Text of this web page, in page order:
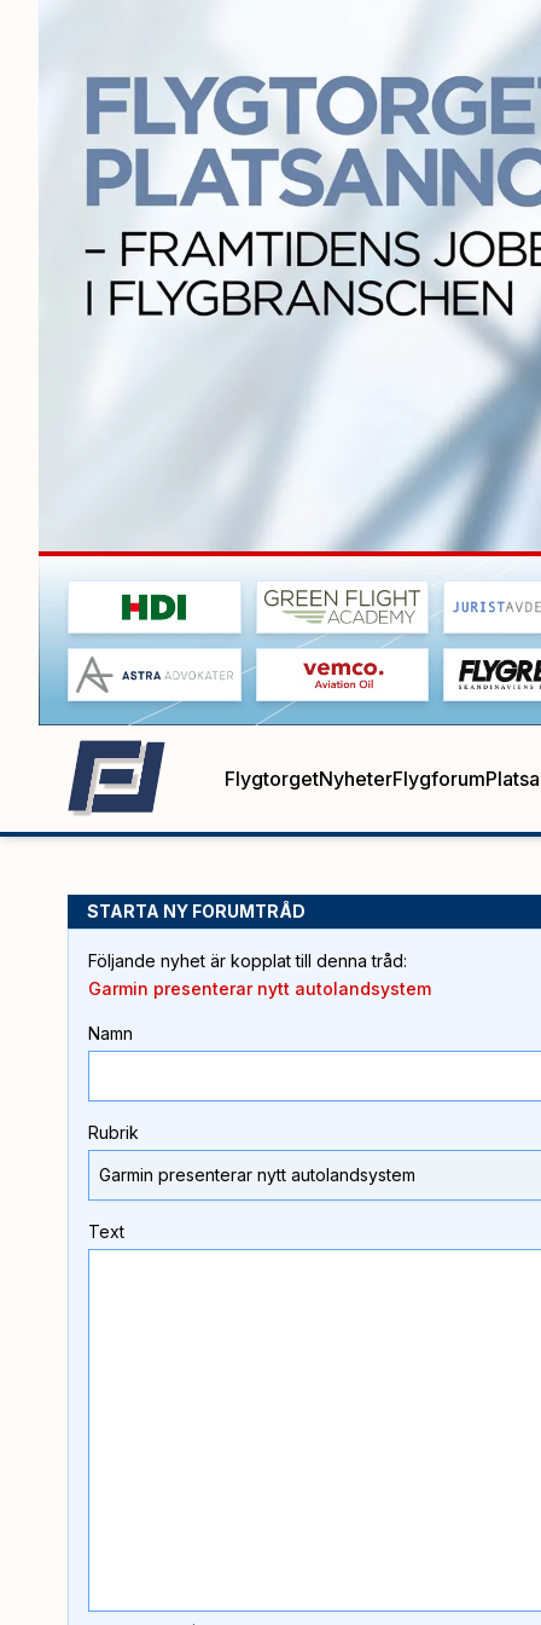
FlygtorgetNyheterFlygforum
STARTA NY FORUMTRÅD
Följande nyhet är kopplat till denna tråd:
Garmin presenterar nytt autolandsystem
Namn
Rubrik
Text